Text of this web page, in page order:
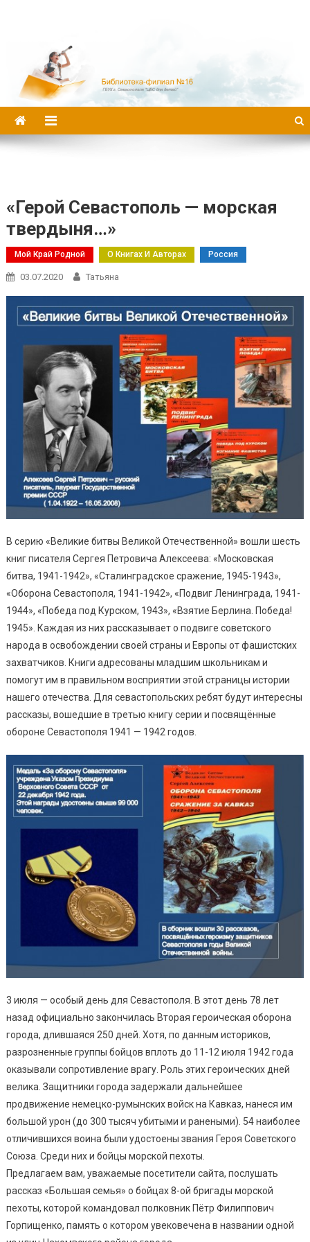
«Герой Севастополь — морская
твердыня…»
Мой Край Родной О Книгах И Авторах Россия
03.07.2020 Татьяна
В серию «Великие битвы Великой Отечественной» вошли шесть
книг писателя Сергея Петровича Алексеева: «Московская
битва, 1941-1942», «Сталинградское сражение, 1945-1943»,
«Оборона Севастополя, 1941-1942», «Подвиг Ленинграда, 1941-
1944», «Победа под Курском, 1943», «Взятие Берлина. Победа!
1945». Каждая из них рассказывает о подвиге советского
народа в освобождении своей страны и Европы от фашистских
захватчиков. Книги адресованы младшим школьникам и
помогут им в правильном восприятии этой страницы истории
нашего отечества. Для севастопольских ребят будут интересны
рассказы, вошедшие в третью книгу серии и посвящённые
обороне Севастополя 1941 — 1942 годов.
3 июля — особый день для Севастополя. В этот день 78 лет
назад официально закончилась Вторая героическая оборона
города, длившаяся 250 дней. Хотя, по данным историков,
разрозненные группы бойцов вплоть до 11-12 июля 1942 года
оказывали сопротивление врагу. Роль этих героических дней
велика. Защитники города задержали дальнейшее
продвижение немецко-румынских войск на Кавказ, нанеся им
большой урон (до 300 тысяч убитыми и ранеными). 54 наиболее
отличившихся воина были удостоены звания Героя Советского
Союза. Среди них и бойцы морской пехоты.
Предлагаем вам, уважаемые посетители сайта, послушать
рассказ «Большая семья» о бойцах 8-ой бригады морской
пехоты, которой командовал полковник Пётр Филиппович
Горпищенко, память о котором увековечена в названии одной